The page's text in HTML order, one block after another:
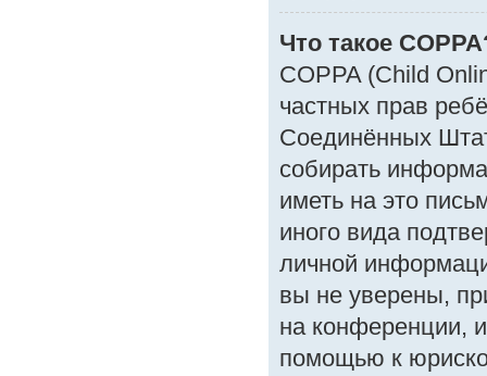
Что такое
COPPA (Child
частных прав
Соединённых
собирать
иметь на это
иного вида
личной
вы не уверены,
на конференции,
помощью к